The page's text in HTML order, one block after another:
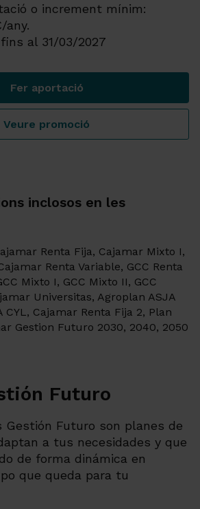
o increment mínim:
any.
al 31/03/2027
Fer aportacióPromoció aportació
Veure promocióPromoció aportació
inclosos en les
Renta Fija, Cajamar Mixto I,
Renta Variable, GCC Renta
Mixto I, GCC Mixto II, GCC
Universitas, Agroplan ASJA
CYL, Cajamar Renta Fija 2, Plan
Gestion Futuro 2030, 2040, 2050
Futuro
Gestión Futuro son planes de
a tus necesidades y que
de forma dinámica en
que queda para tu